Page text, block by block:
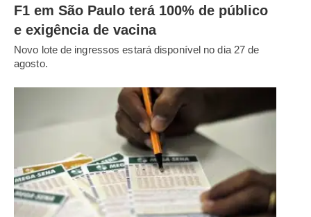
F1 em São Paulo terá 100% de público
e exigência de vacina
Novo lote de ingressos estará disponível no dia 27 de
agosto.